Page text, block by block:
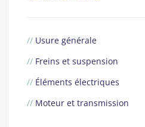
// Usure générale
// Freins et suspension
// Éléments électriques
// Moteur et transmission